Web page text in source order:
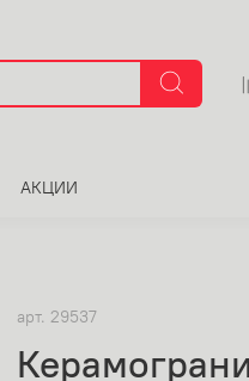
АКЦИИ
арт. 29537